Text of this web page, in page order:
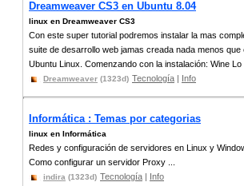
Dreamweaver CS3 en Ubuntu 8.04
linux en Dreamweaver CS3
Con este super tutorial podremos instalar la mas
suite de desarrollo web jamas creada nada menos que
Ubuntu Linux. Comenzando con la instalación: Wine Lo
Dreamweaver (1323d) Tecnología | Info
Informática : Temas por categorias
linux en Informática
Redes y configuración de servidores en Linux y
Como configurar un servidor Proxy ...
indira (1323d) Tecnología | Info